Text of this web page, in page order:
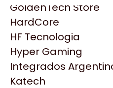
HP
HyperX
INNO3D
Intel
Kingston
GoldenTech Store
HardCore
HF Tecnologia
Hyper Gaming
Integrados
Katech